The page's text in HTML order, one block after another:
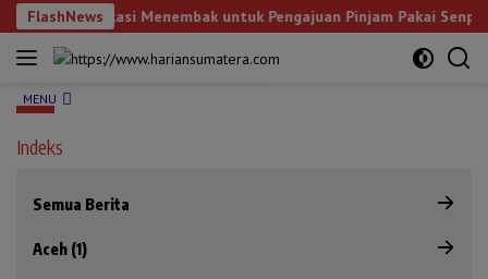
Langsung
ke
konten
FlashNews
Kualifikasi Menembak untuk Pengajuan Pinjam Pakai Senpi
MENU
Indeks
Semua Berita
Aceh (1)